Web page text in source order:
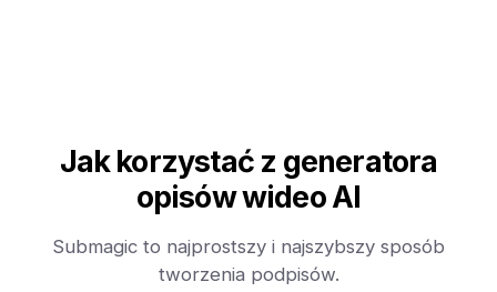
Jak korzystać z generatora
opisów wideo AI
Submagic to najprostszy i najszybszy sposób
tworzenia podpisów.